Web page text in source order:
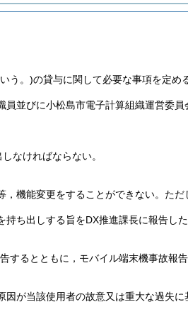
う。)の貸与に関して必要な事項を定め
並びに小松島市電子計算組織運営委員
なければならない。
機能変更をすることができない。 ただ
持ち出しする旨をDX推進課長に報告し
するとともに，モバイル端末機事故報
が当該使用者の故意又は重大な過失